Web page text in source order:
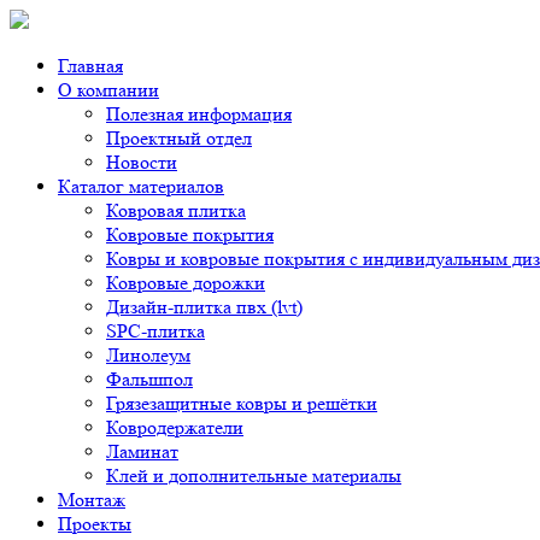
Главная
О компании
Полезная информация
Проектный отдел
Новости
Каталог материалов
Ковровая плитка
Ковровые покрытия
Ковры и ковровые покрытия с индивидуальным
Ковровые дорожки
Дизайн-плитка пвх (lvt)
SPC-плитка
Линолеум
Фальшпол
Грязезащитные ковры и решётки
Ковродержатели
Ламинат
Клей и дополнительные материалы
Монтаж
Проекты